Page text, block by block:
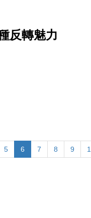
反轉魅力
5 6 7 8 9